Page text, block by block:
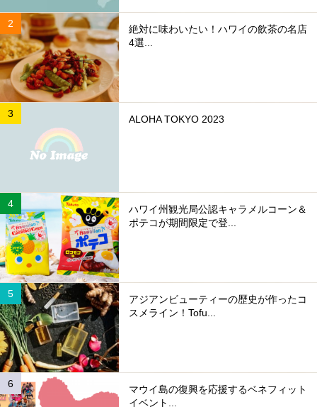
絶対に味わいたい！ハワイの飲茶の名店
4選...
ALOHA TOKYO 2023
ハワイ州観光局公認キャラメルコーン＆
ポテコが期間限定で登...
アジアンビューティーの歴史が作ったコ
スメライン！Tofu...
マウイ島の復興を応援するベネフィット
イベント...